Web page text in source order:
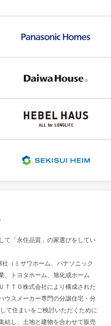
て「永住品質」の家選びをしてい
（ミサワホーム、パナソニック
、トヨタホーム、旭化成ホーム
ＴＴＯ株式会社により構成された
ウスメーカー専門の分譲住宅・分
て住まいをご検討いただくために
結し、土地と建物を合わせて販売